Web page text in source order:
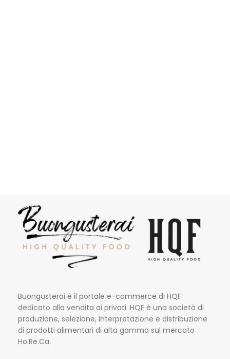
Buongusterai è il portale e-commerce di HQF
dedicato alla vendita ai privati. HQF è una società di
produzione, selezione, interpretazione e distribuzione
di prodotti alimentari di alta gamma sul mercato
Ho.Re.Ca.